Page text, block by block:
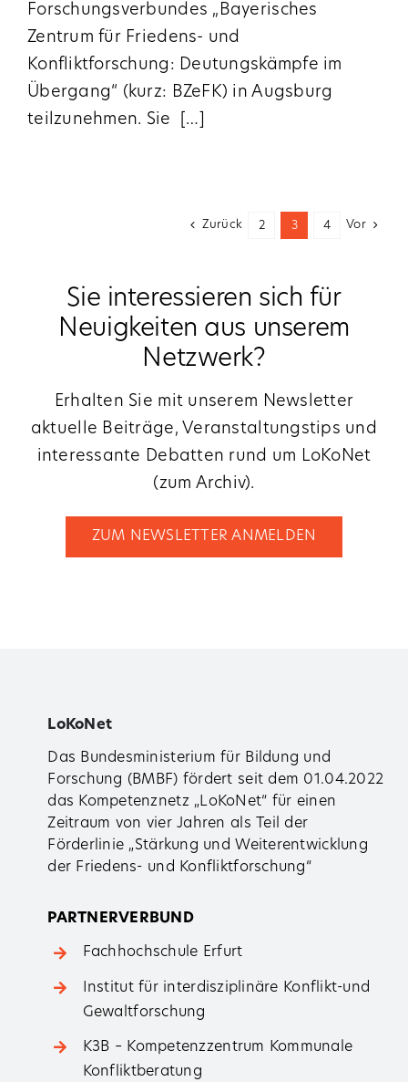
Forschungsverbundes „Bayerisches
Zentrum für Friedens- und
Konfliktforschung: Deutungskämpfe im
Übergang“ (kurz: BZeFK) in Augsburg
teilzunehmen. Sie
[…]
Zurück 2 3 4 Vor
Sie interessieren sich für
Neuigkeiten aus unserem
Netzwerk?
Erhalten Sie mit unserem Newsletter
aktuelle Beiträge, Veranstaltungstips und
interessante Debatten rund um LoKoNet
(zum Archiv).
ZUM NEWSLETTER ANMELDEN
LoKoNet
Das Bundesministerium für Bildung und
Forschung (BMBF) fördert seit dem 01.04.2022
das Kompetenznetz „LoKoNet“ für einen
Zeitraum von vier Jahren als Teil der
Förderlinie „Stärkung und Weiterentwicklung
der Friedens- und Konfliktforschung“
PARTNERVERBUND
Fachhochschule Erfurt
Institut für ­interdisziplinäre Konflikt-­und
Gewaltforschung
K3B – Kompetenzzentrum Kommunale
Konfliktberatung